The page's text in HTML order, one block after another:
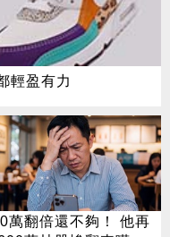
輕盈有力
萬翻倍還不夠！ 他再